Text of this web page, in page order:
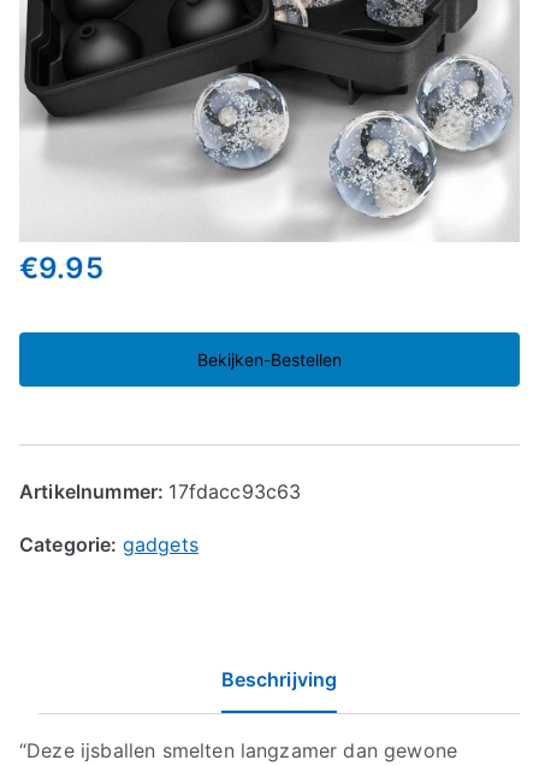
€9.95
Bekijken-Bestellen
Artikelnummer: 17fdacc93c63
Categorie: gadgets
Beschrijving
“Deze ijsballen smelten langzamer dan gewone